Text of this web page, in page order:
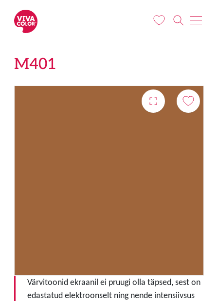
M401
Värvitoonid ekraanil ei pruugi olla täpsed, sest on
edastatud elektroonselt ning nende intensiivsus